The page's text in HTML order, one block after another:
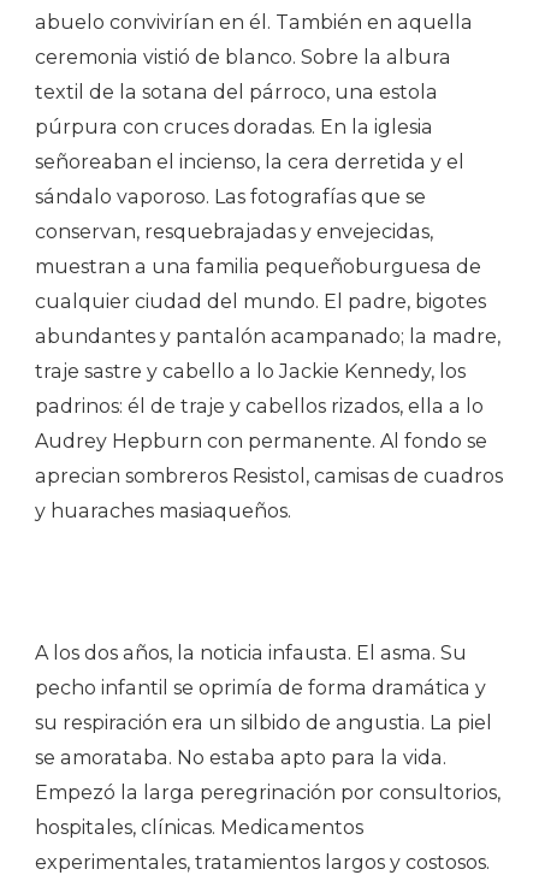
abuelo convivirían en él. También en aquella
ceremonia vistió de blanco. Sobre la albura
textil de la sotana del párroco, una estola
púrpura con cruces doradas. En la iglesia
señoreaban el incienso, la cera derretida y el
sándalo vaporoso. Las fotografías que se
conservan, resquebrajadas y envejecidas,
muestran a una familia pequeñoburguesa de
cualquier ciudad del mundo. El padre, bigotes
abundantes y pantalón acampanado; la madre,
traje sastre y cabello a lo Jackie Kennedy, los
padrinos: él de traje y cabellos rizados, ella a lo
Audrey Hepburn con permanente. Al fondo se
aprecian sombreros Resistol, camisas de cuadros
y huaraches masiaqueños.
A los dos años, la noticia infausta. El asma. Su
pecho infantil se oprimía de forma dramática y
su respiración era un silbido de angustia. La piel
se amorataba. No estaba apto para la vida.
Empezó la larga peregrinación por consultorios,
hospitales, clínicas. Medicamentos
experimentales, tratamientos largos y costosos.